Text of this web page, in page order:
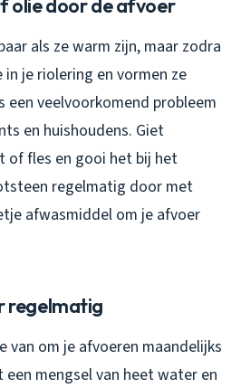
olie door de afvoer
als ze warm zijn, maar zodra
je riolering en vormen ze
een veelvoorkomend probleem
en huishoudens. Giet
of fles en gooi het bij het
regelmatig door met
afwasmiddel om je afvoer
regelmatig
van om je afvoeren maandelijks
mengsel van heet water en